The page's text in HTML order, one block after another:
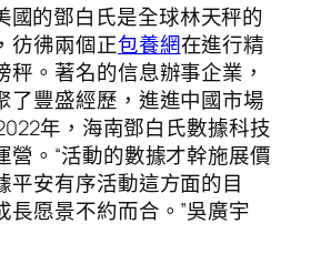
國的鄧白氏是全球林天秤的
彷彿兩個正包養網在進行精
秤。著名的信息辦事企業，
了豐盛經歷，進進中國市場
年，海南鄧白氏數據科技
營。“活動的數據才幹施展價
平安有序活動這方面的目
長愿景不約而合。”吳廣宇